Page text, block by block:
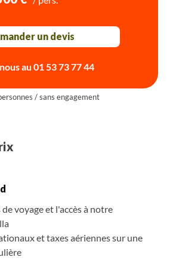
un devis
au 01 53 73 77 44
voyage et l'accès à notre
et taxes aériennes sur une